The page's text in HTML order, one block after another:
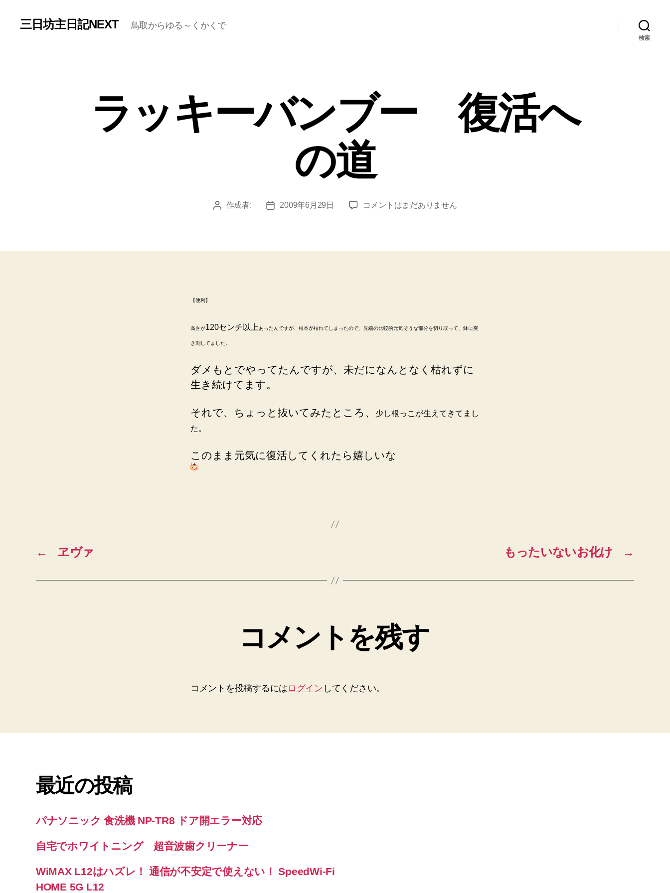
三日坊主日記NEXT 鳥取からゆる～くかくで
検索
ラッキーバンブー 復活へ
の道
投 作成者:
投
2009年6月29日
ラ
バ
へ
の
コメントはまだありません
【便利】
高さが120センチ以上あったんですが、根本が枯れてしまったので、先端の比較的元気そうな部分を切り取って、鉢に突
き刺してました。
ダメもとでやってたんですが、未だになんとなく枯れずに
生き続けてます。
それで、ちょっと抜いてみたところ、
少し根っこが生えてきてまし
た。
このまま元気に復活してくれたら嬉しいな
← ヱヴァ →
もったいないお化け
コメントを残す
コメントを投稿するには ログイン してください。
最近の投稿
パナソニック 食洗機 NP-TR8 ドア開エラー対応
自宅でホワイトニング 超音波歯クリーナー
WiMAX L12はハズレ！ 通信が不安定で使えない！ SpeedWi-Fi
HOME 5G L12